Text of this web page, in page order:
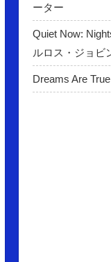
ーター
Quiet Now:
ルロス・ジョビ
Dreams Are